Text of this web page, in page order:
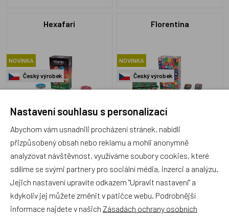
Hexafari
NOVINKA
Český výrobek
DB52026
Skladem 4 ks
249 Kč
Florentina
NOVINKA
Český výrobek
DB52022
Skladem 6 ks
2Kids Toys Dřevěná hra
Carcassonne 7. rozšíření
Nastavení souhlasu s personalizací
Abychom vám usnadnili procházení stránek, nabídli
přizpůsobený obsah nebo reklamu a mohli anonymně
analyzovat návštěvnost, využíváme soubory cookies, které
sdílíme se svými partnery pro sociální média, inzerci a analýzu.
Jejich nastavení upravíte odkazem "Upravit nastavení" a
kdykoliv jej můžete změnit v patičce webu. Podrobnější
informace najdete v našich Zásadách ochrany osobních